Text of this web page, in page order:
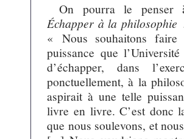
On pourra le penser
Échapper à la philosophie
« Nous souhaitons
puissance que
d’échapper, dans
ponctuellement, à la
aspirait à une telle
livre en livre. C’est donc
que nous soulevons, et